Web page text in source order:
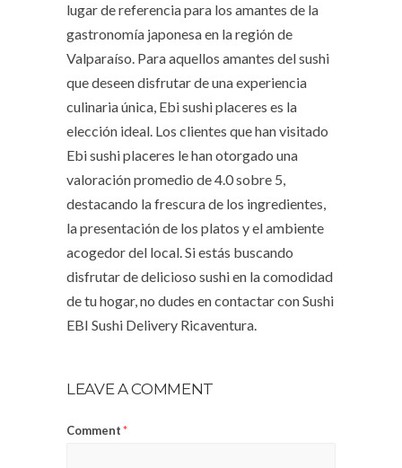
lugar de referencia para los amantes de la
gastronomía japonesa en la región de
Valparaíso. Para aquellos amantes del sushi
que deseen disfrutar de una experiencia
culinaria única, Ebi sushi placeres es la
elección ideal. Los clientes que han visitado
Ebi sushi placeres le han otorgado una
valoración promedio de 4.0 sobre 5,
destacando la frescura de los ingredientes,
la presentación de los platos y el ambiente
acogedor del local. Si estás buscando
disfrutar de delicioso sushi en la comodidad
de tu hogar, no dudes en contactar con Sushi
EBI Sushi Delivery Ricaventura.
LEAVE A COMMENT
Comment*